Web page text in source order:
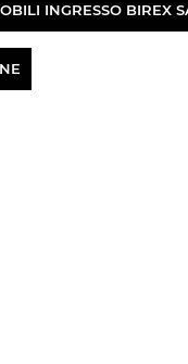
INGRESSO BIREX